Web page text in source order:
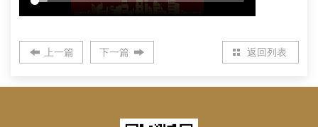
上一篇 下一篇 返回列表